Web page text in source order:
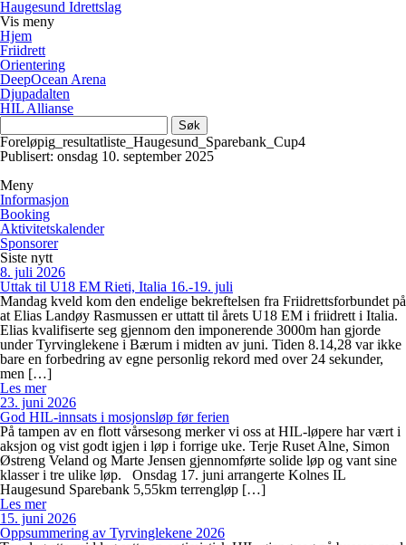
Haugesund Idrettslag
Vis meny
Hjem
Friidrett
Orientering
DeepOcean Arena
Djupadalten
HIL Allianse
Søk
etter:
Foreløpig_resultatliste_Haugesund_Sparebank_Cup4
Publisert: onsdag 10. september 2025
Meny
Informasjon
Booking
Aktivitetskalender
Sponsorer
Siste nytt
8. juli 2026
Uttak til U18 EM Rieti, Italia 16.-19. juli
Mandag kveld kom den endelige bekreftelsen fra Friidrettsforbundet på
at Elias Landøy Rasmussen er uttatt til årets U18 EM i friidrett i Italia.
Elias kvalifiserte seg gjennom den imponerende 3000m han gjorde
under Tyrvinglekene i Bærum i midten av juni. Tiden 8.14,28 var ikke
bare en forbedring av egne personlig rekord med over 24 sekunder,
men […]
Les mer
23. juni 2026
God HIL-innsats i mosjonsløp før ferien
På tampen av en flott vårsesong merker vi oss at HIL-løpere har vært i
aksjon og vist godt igjen i løp i forrige uke. Terje Ruset Alne, Simon
Østreng Veland og Marte Jensen gjennomførte solide løp og vant sine
klasser i tre ulike løp. Onsdag 17. juni arrangerte Kolnes IL
Haugesund Sparebank 5,55km terrengløp […]
Les mer
15. juni 2026
Oppsummering av Tyrvinglekene 2026